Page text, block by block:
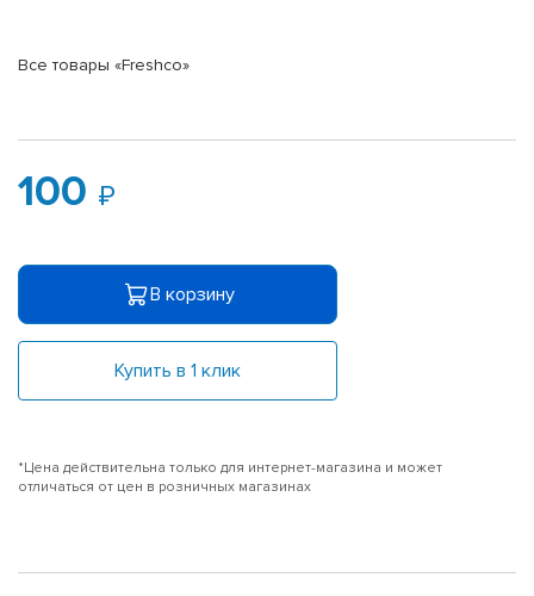
Все товары «Freshco»
100
В корзину
Купить в 1 клик
*Цена действительна только для интернет-магазина и может
отличаться от цен в розничных магазинах